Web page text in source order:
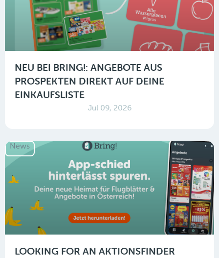
NEU BEI BRING!: ANGEBOTE AUS
PROSPEKTEN DIREKT AUF DEINE
EINKAUFSLISTE
Jul 09, 2026
News
LOOKING FOR AN AKTIONSFINDER